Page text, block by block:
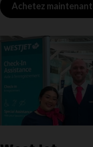
Achetez maintenant